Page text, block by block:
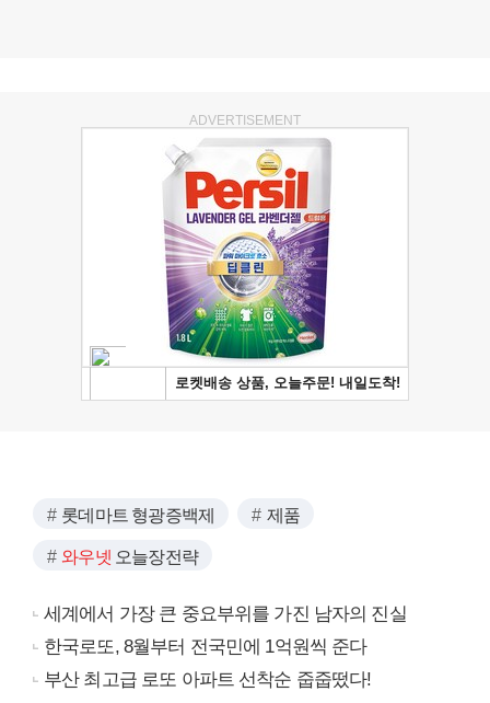
ADVERTISEMENT
롯데마트 형광증백제 제품
와우넷 오늘장전략
세계에서 가장 큰 중요부위를 가진 남자의 진실
한국로또, 8월부터 전국민에 1억원씩 준다
부산 최고급 로또 아파트 선착순 줍줍떴다!